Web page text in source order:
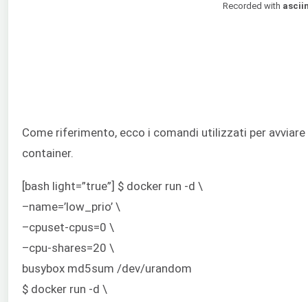
Come riferimento, ecco i comandi utilizzati per avviare
container.
[bash light=”true”] $ docker run -d \
–name=’low_prio’ \
–cpuset-cpus=0 \
–cpu-shares=20 \
busybox md5sum /dev/urandom
$ docker run -d \